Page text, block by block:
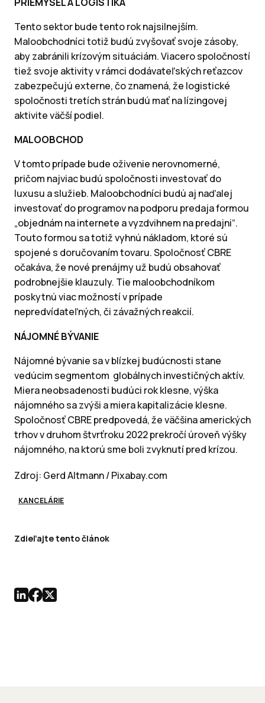
Tento sektor bude tento rok najsilnejším.
Maloobchodníci totiž budú zvyšovať svoje zásoby,
aby zabránili krízovým situáciám. Viacero spoločností
tiež svoje aktivity v rámci dodávateľských reťazcov
zabezpečujú externe, čo znamená, že logistické
spoločnosti tretích strán budú mať na lízingovej
aktivite väčší podiel.
MALOOBCHOD
V tomto prípade bude oživenie nerovnomerné,
pričom najviac budú spoločnosti investovať do
luxusu a služieb. Maloobchodníci budú aj naďalej
investovať do programov na podporu predaja formou
„objednám na internete a vyzdvihnem na predajni“.
Touto formou sa totiž vyhnú nákladom, ktoré sú
spojené s doručovaním tovaru. Spoločnosť CBRE
očakáva, že nové prenájmy už budú obsahovať
podrobnejšie klauzuly. Tie maloobchodníkom
poskytnú viac možností v prípade
nepredvídateľných, či závažných reakcií.
NÁJOMNÉ BÝVANIE
Nájomné bývanie sa v blízkej budúcnosti stane
vedúcim segmentom globálnych investičných aktív.
Miera neobsadenosti budúci rok klesne, výška
nájomného sa zvýši a miera kapitalizácie klesne.
Spoločnosť CBRE predpovedá, že väčšina amerických
trhov v druhom štvrťroku 2022 prekročí úroveň výšky
nájomného, na ktorú sme boli zvyknutí pred krízou.
Zdroj: Gerd Altmann / Pixabay.com
KANCELÁRIE
Zdieľajte tento článok